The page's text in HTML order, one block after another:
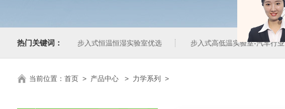
热门关键词： 步入式恒温恒湿实验室优选 步入式高低温实验室-汽车行业
当前位置： 首页> 产品中心 > 力学系列 >